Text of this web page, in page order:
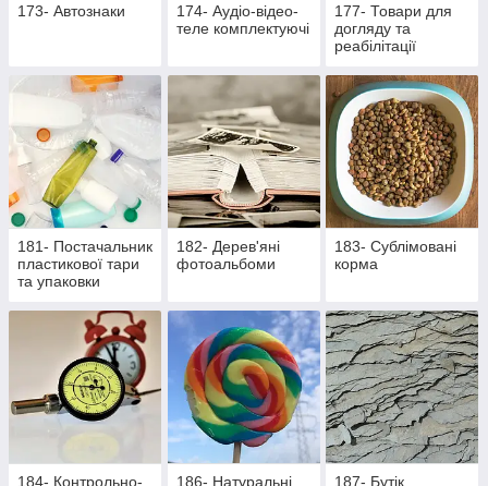
173- Автознаки
174- Аудіо-відео-
теле комплектуючі
177- Товари для
догляду та
реабілітації
активних пацієнтів
181- Постачальник
пластикової тари
та упаковки
182- Дерев'яні
фотоальбоми
183- Сублімовані
корма
184- Контрольно- 186- Натуральні 187- Бутік